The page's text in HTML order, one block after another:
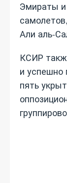
Эмираты и
Али аль-
КСИР
и успешно
пять